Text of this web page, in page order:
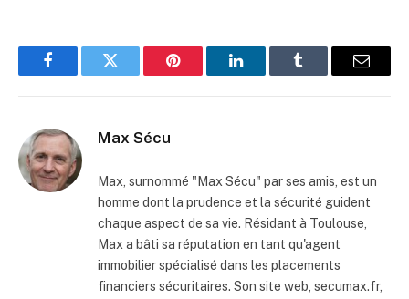
FacebookTwitter Pinterest LinkedInTumblr Email
Max Sécu
Max, surnommé "Max Sécu" par ses amis, est un
homme dont la prudence et la sécurité guident
chaque aspect de sa vie. Résidant à Toulouse,
Max a bâti sa réputation en tant qu'agent
immobilier spécialisé dans les placements
financiers sécuritaires. Son site web, secumax.fr,